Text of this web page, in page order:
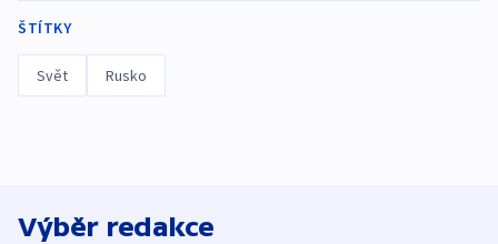
ŠTÍTKY
Svět Rusko
Výběr redakce